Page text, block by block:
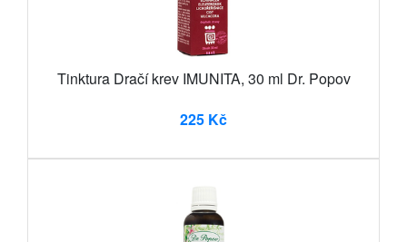
Tinktura Dračí krev IMUNITA, 30 ml Dr. Popov
225 Kč